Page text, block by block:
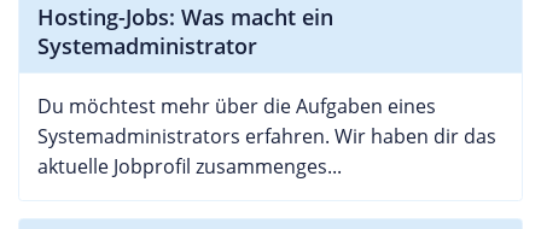
Hosting-Jobs: Was macht ein
Systemadministrator
Du möchtest mehr über die Aufgaben eines
Systemadministrators erfahren. Wir haben dir das
aktuelle Jobprofil zusammenges...